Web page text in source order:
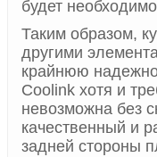
будет
Таким образом,
другими
крайнюю
Coolink хотя и
невозможна без
качественный и
задней стороны